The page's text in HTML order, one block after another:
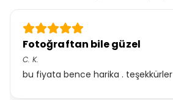
Fotoğraftan bile güzel
C. K.
bu fiyata bence harika . teşekkürler